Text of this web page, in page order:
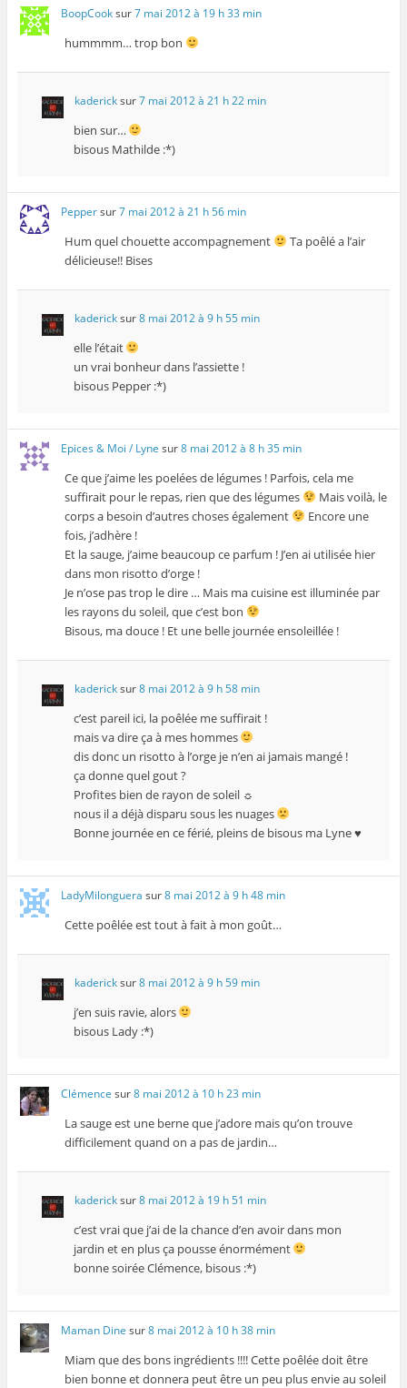
BoopCooksur7 mai 2012 à 19 h 33 min
hummmm… trop bon
kadericksur7 mai 2012 à 21 h 22 min
bien sur…
bisous Mathilde :*)
Peppersur7 mai 2012 à 21 h 56 min
Hum quel chouette accompagnement
Ta poêlé a l’air
délicieuse!! Bises
kadericksur8 mai 2012 à 9 h 55 min
elle l’était
un vrai bonheur dans l’assiette !
bisous Pepper :*)
Epices & Moi / Lyne sur8 mai 2012 à 8 h 35 min
Ce que j’aime les poelées de légumes ! Parfois, cela me
suffirait pour le repas, rien que des légumes
Mais voilà, le
corps a besoin d’autres choses également
Encore une
fois, j’adhère !
Et la sauge, j’aime beaucoup ce parfum ! J’en ai utilisée hier
dans mon risotto d’orge !
Je n’ose pas trop le dire … Mais ma cuisine est illuminée par
les rayons du soleil, que c’est bon
Bisous, ma douce ! Et une belle journée ensoleillée !
kadericksur8 mai 2012 à 9 h 58 min
c’est pareil ici, la poêlée me suffirait !
mais va dire ça à mes hommes
dis donc un risotto à l’orge je n’en ai jamais mangé !
ça donne quel gout ?
Profites bien de rayon de soleil ☼
nous il a déjà disparu sous les nuages
Bonne journée en ce férié, pleins de bisous ma Lyne ♥
LadyMilonguera sur8 mai 2012 à 9 h 48 min
Cette poêlée est tout à fait à mon goût…
kadericksur8 mai 2012 à 9 h 59 min
j’en suis ravie, alors
bisous Lady :*)
Clémence sur8 mai 2012 à 10 h 23 min
La sauge est une berne que j’adore mais qu’on trouve
difficilement quand on a pas de jardin…
kadericksur8 mai 2012 à 19 h 51 min
c’est vrai que j’ai de la chance d’en avoir dans mon
jardin et en plus ça pousse énormément
bonne soirée Clémence, bisous :*)
Maman Dine sur8 mai 2012 à 10 h 38 min
Miam que des bons ingrédients !!!! Cette poêlée doit être
bien bonne et donnera peut être un peu plus envie au soleil